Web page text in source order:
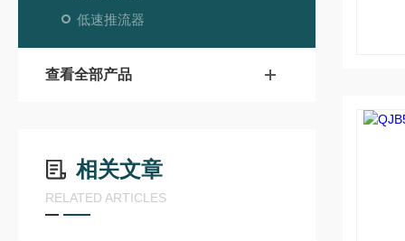
低速推流器
查看全部产品
相关文章
RELATED ARTICLES